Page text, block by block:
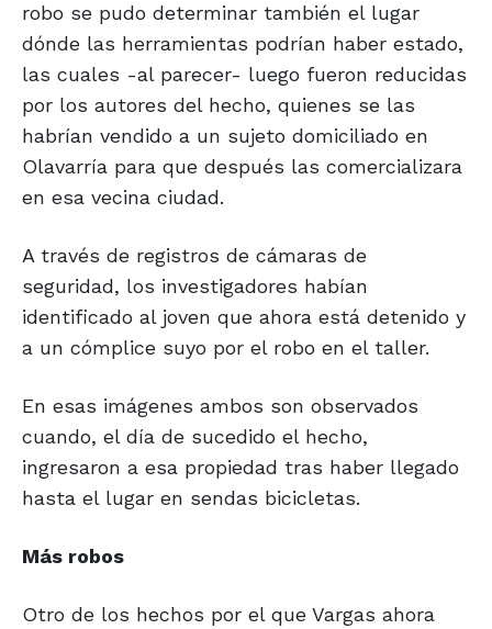
robo se pudo determinar también el lugar
dónde las herramientas podrían haber estado,
las cuales -al parecer- luego fueron reducidas
por los autores del hecho, quienes se las
habrían vendido a un sujeto domiciliado en
Olavarría para que después las comercializara
en esa vecina ciudad.
A través de registros de cámaras de
seguridad, los investigadores habían
identificado al joven que ahora está detenido y
a un cómplice suyo por el robo en el taller.
En esas imágenes ambos son observados
cuando, el día de sucedido el hecho,
ingresaron a esa propiedad tras haber llegado
hasta el lugar en sendas bicicletas.
Más robos
Otro de los hechos por el que Vargas ahora